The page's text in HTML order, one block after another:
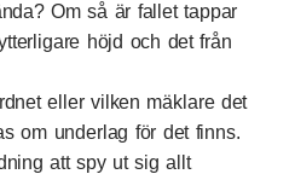
Om så är fallet tappar
höjd och det från
eller vilken mäklare det
om underlag för det finns.
att spy ut sig allt